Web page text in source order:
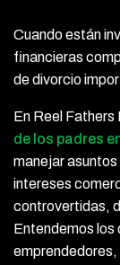
Cuando están
financieras
de divorcio
En Reel
de los padres
manejar
intereses
controvertidas,
Entendemos los